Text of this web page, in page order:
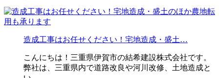
造成工事はお任せください！宅地造成・盛土…
こんにちは！三重県伊賀市の結希建設株式会社です。
弊社は、三重県内で道路改良や河川改修、土地造成と